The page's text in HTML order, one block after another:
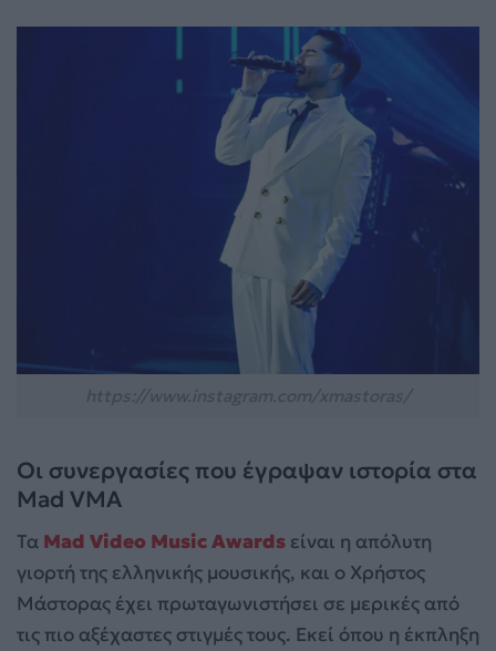
Οι συνεργασίες που έγραψαν ιστορία στα
Mad VMA
Τα Mad Video Music Awards είναι η απόλυτη
γιορτή της ελληνικής μουσικής, και ο Χρήστος
Μάστορας έχει πρωταγωνιστήσει σε μερικές από
τις πιο αξέχαστες στιγμές τους. Εκεί όπου η έκπληξη